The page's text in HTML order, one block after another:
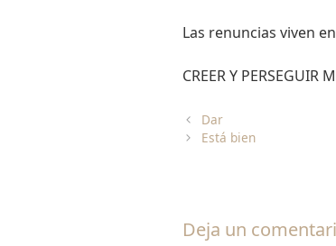
Las renuncias viven
CREER Y PERSEGUIR
Dar
Está bien
Deja un